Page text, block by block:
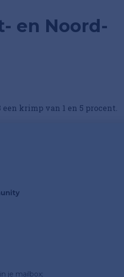
en Noord-
krimp van 1 en 5 procent.
je mailbox;